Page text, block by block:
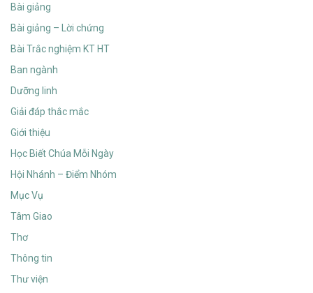
Bài giảng
Bài giảng – Lời chứng
Bài Trắc nghiệm KT HT
Ban ngành
Dưỡng linh
Giải đáp thắc mắc
Giới thiệu
Học Biết Chúa Mỗi Ngày
Hội Nhánh – Điểm Nhóm
Mục Vụ
Tâm Giao
Thơ
Thông tin
Thư viện